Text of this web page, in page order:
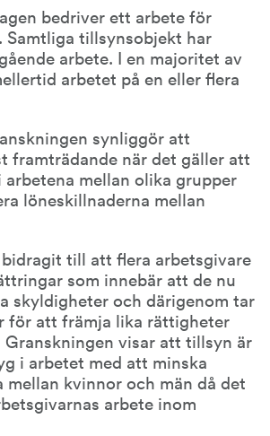
bedriver ett arbete för
Samtliga tillsynsobjekt har
arbete. I en majoritet av
arbetet på en eller flera
synliggör att
framträdande när det gäller att
mellan olika grupper
löneskillnaderna mellan
till att flera arbetsgivare
som innebär att de nu
skyldigheter och därigenom tar
för att främja lika rättigheter
visar att tillsyn är
i arbetet med att minska
mellan kvinnor och män då det
arbete inom